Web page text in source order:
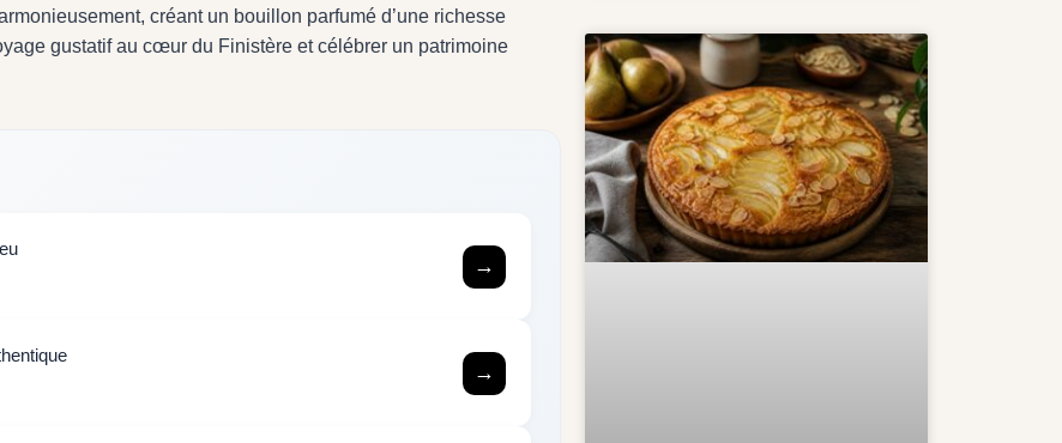
créant un bouillon parfumé d’une richesse
gustatif au cœur du Finistère et célébrer un patrimoine
→
→